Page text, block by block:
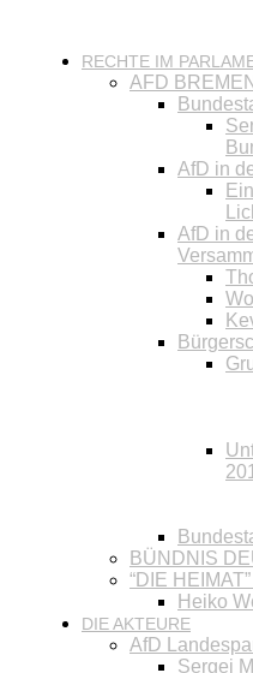
RECHTE IM
AFD BREMEN
AfD in
AfD in
BÜNDNIS
“DIE
Heiko
DIE AKTEURE
AfD
Sergej